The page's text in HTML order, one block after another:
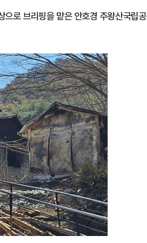
로 브리핑을 맡은 안호경 주왕산국립공